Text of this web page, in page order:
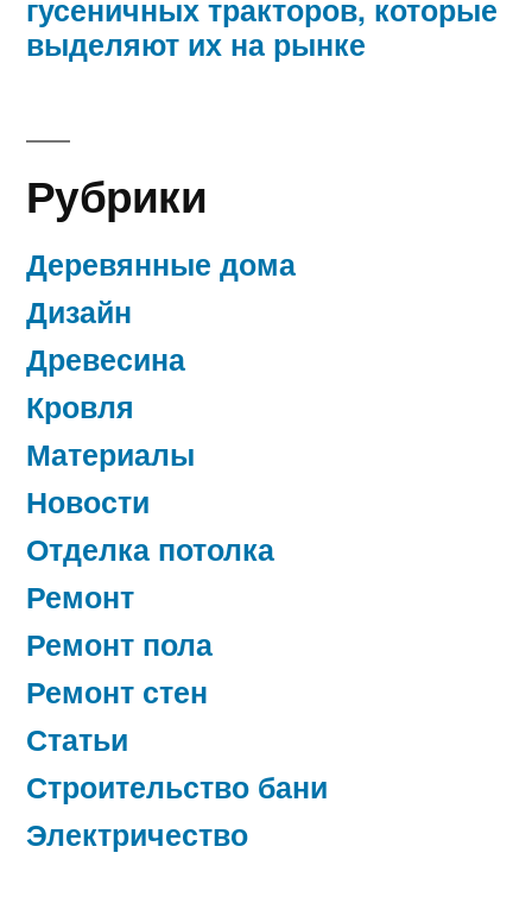
гусеничных тракторов, которые
выделяют их на рынке
Рубрики
Деревянные дома
Дизайн
Древесина
Кровля
Материалы
Новости
Отделка потолка
Ремонт
Ремонт пола
Ремонт стен
Статьи
Строительство бани
Электричество